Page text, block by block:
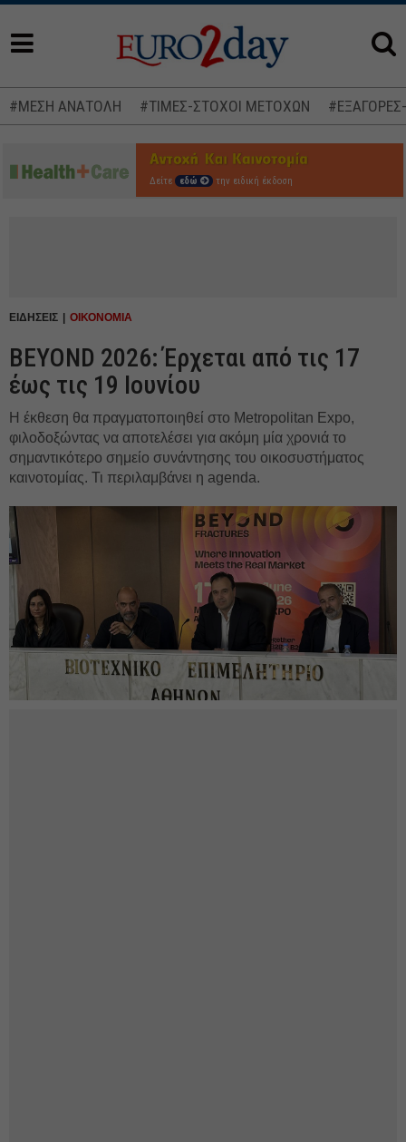
#ΜΕΣΗ ΑΝΑΤΟΛΗ #ΤΙΜΕΣ-ΣΤΟΧΟΙ ΜΕΤΟΧΩΝ
Δείτε εδώ την ειδική έκδοση
ΕΙΔΗΣΕΙΣ ΟΙΚΟΝΟΜΙΑ
BEYOND 2026: Έρχεται από τις 17
έως τις 19 Ιουνίου
Η έκθεση θα πραγματοποιηθεί στο Metropolitan Expo,
φιλοδοξώντας να αποτελέσει για ακόμη μία χρονιά το
σημαντικότερο σημείο συνάντησης του οικοσυστήματος
καινοτομίας. Τι περιλαμβάνει η agenda.